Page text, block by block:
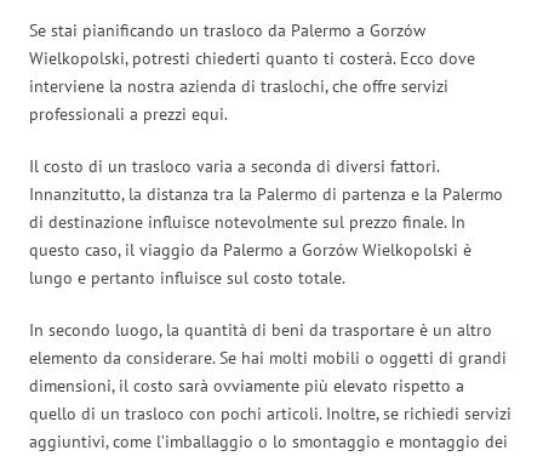
Se stai pianificando un trasloco da Palermo a Gorzów
Wielkopolski, potresti chiederti quanto ti costerà. Ecco dove
interviene la nostra azienda di traslochi, che offre servizi
professionali a prezzi equi.
Il costo di un trasloco varia a seconda di diversi fattori.
Innanzitutto, la distanza tra la Palermo di partenza e la Palermo
di destinazione influisce notevolmente sul prezzo finale. In
questo caso, il viaggio da Palermo a Gorzów Wielkopolski è
lungo e pertanto influisce sul costo totale.
In secondo luogo, la quantità di beni da trasportare è un altro
elemento da considerare. Se hai molti mobili o oggetti di grandi
dimensioni, il costo sarà ovviamente più elevato rispetto a
quello di un trasloco con pochi articoli. Inoltre, se richiedi servizi
aggiuntivi, come l’imballaggio o lo smontaggio e montaggio dei